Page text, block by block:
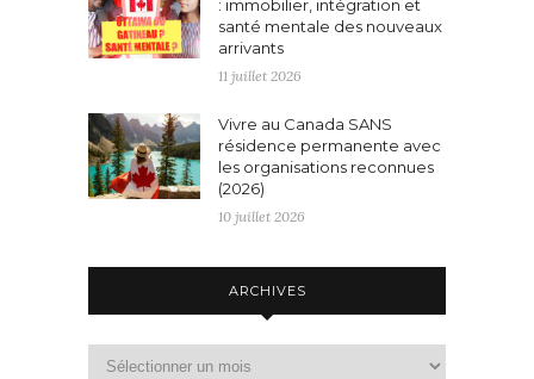
: immobilier, intégration et
santé mentale des nouveaux
arrivants
11 juillet 2026
Vivre au Canada SANS
résidence permanente avec
les organisations reconnues
(2026)
10 juillet 2026
ARCHIVES